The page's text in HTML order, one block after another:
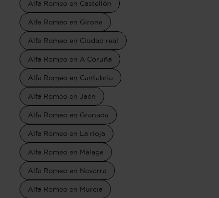
Alfa Romeo en Castellón
Alfa Romeo en Girona
Alfa Romeo en Ciudad real
Alfa Romeo en A Coruña
Alfa Romeo en Cantabria
Alfa Romeo en Jaén
Alfa Romeo en Granada
Alfa Romeo en La rioja
Alfa Romeo en Málaga
Alfa Romeo en Navarra
Alfa Romeo en Murcia